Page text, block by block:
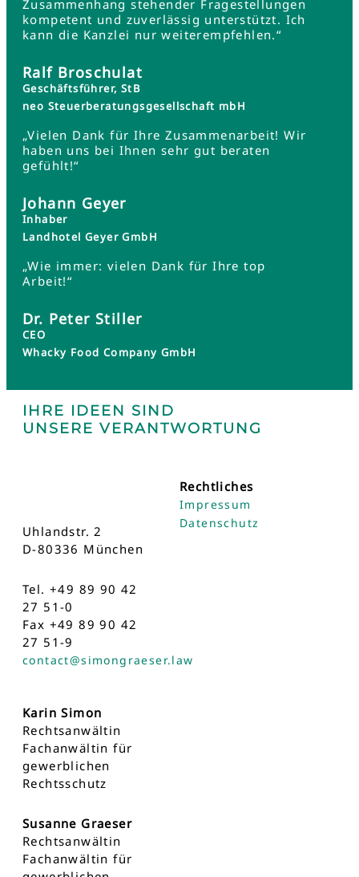
Zusammenhang stehender Fragestellungen
kompetent und zuverlässig unterstützt. Ich
kann die Kanzlei nur weiterempfehlen.“
Ralf Broschulat
Geschäftsführer, StB
neo Steuerberatungsgesellschaft mbH
„Vielen Dank für Ihre Zusammenarbeit! Wir
haben uns bei Ihnen sehr gut beraten
gefühlt!“
Johann Geyer
Inhaber
Landhotel Geyer GmbH
„Wie immer: vielen Dank für Ihre top
Arbeit!“
Dr. Peter Stiller
CEO
Whacky Food Company GmbH
IHRE IDEEN SIND
UNSERE VERANTWORTUNG
Uhlandstr. 2
D-80336 München
Tel. +49 89 90 42
27 51-0
Fax +49 89 90 42
27 51-9
contact@simongraeser.law
Karin Simon
Rechtsanwältin
Fachanwältin für
gewerblichen
Rechtsschutz
Susanne Graeser
Rechtsanwältin
Fachanwältin für
Rechtliches
Impressum
Datenschutz